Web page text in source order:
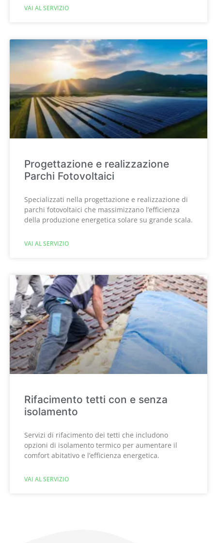
VAI AL SERVIZIO
Progettazione e realizzazione
Parchi Fotovoltaici
Specializzati nella progettazione e realizzazione di
parchi fotovoltaici che massimizzano l’efficienza
della produzione energetica solare su grande scala.
VAI AL SERVIZIO
Rifacimento tetti con e senza
isolamento
Servizi di rifacimento dei tetti che includono
opzioni di isolamento termico per aumentare il
comfort abitativo e l’efficienza energetica.
VAI AL SERVIZIO